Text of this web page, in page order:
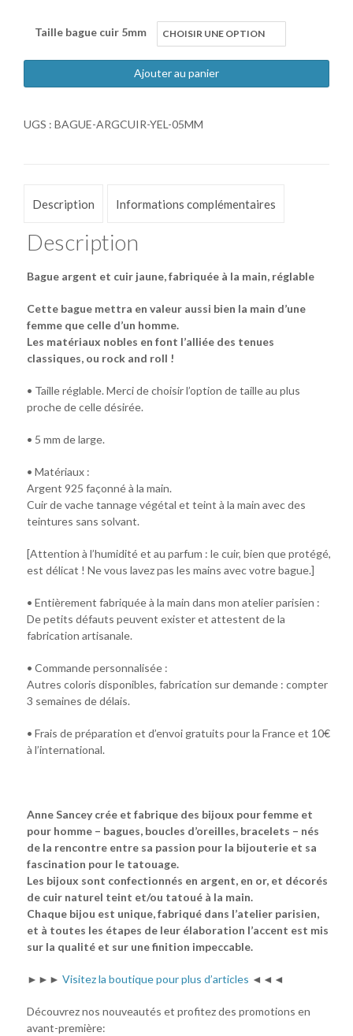
Taille bague cuir 5mm
Ajouter au panier
UGS : BAGUE-ARGCUIR-YEL-05MM
Description Informations complémentaires
Description
Bague argent et cuir jaune, fabriquée à la main, réglable
Cette bague mettra en valeur aussi bien la main d’une
femme que celle d’un homme.
Les matériaux nobles en font l’alliée des tenues
classiques, ou rock and roll !
• Taille réglable. Merci de choisir l’option de taille au plus
proche de celle désirée.
• 5 mm de large.
• Matériaux :
Argent 925 façonné à la main.
Cuir de vache tannage végétal et teint à la main avec des
teintures sans solvant.
[Attention à l’humidité et au parfum : le cuir, bien que protégé,
est délicat ! Ne vous lavez pas les mains avec votre bague.]
• Entièrement fabriquée à la main dans mon atelier parisien :
De petits défauts peuvent exister et attestent de la
fabrication artisanale.
• Commande personnalisée :
Autres coloris disponibles, fabrication sur demande : compter
3 semaines de délais.
• Frais de préparation et d’envoi gratuits pour la France et 10€
à l’international.
Anne Sancey crée et fabrique des bijoux pour femme et
pour homme – bagues, boucles d’oreilles, bracelets – nés
de la rencontre entre sa passion pour la bijouterie et sa
fascination pour le tatouage.
Les bijoux sont confectionnés en argent, en or, et décorés
de cuir naturel teint et/ou tatoué à la main.
Chaque bijou est unique, fabriqué dans l’atelier parisien,
et à toutes les étapes de leur élaboration l’accent est mis
sur la qualité et sur une finition impeccable.
►►► Visitez la boutique pour plus d’articles ◄◄◄
Découvrez nos nouveautés et profitez des promotions en
avant-première: